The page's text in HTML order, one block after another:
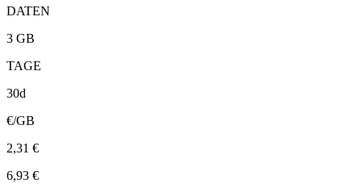
DATEN
3 GB
TAGE
30d
€/GB
2,31 €
6,93 €